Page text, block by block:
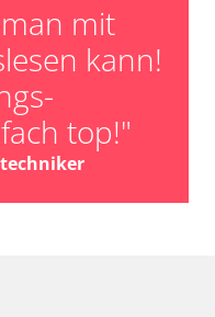
mit
kann!
top!"